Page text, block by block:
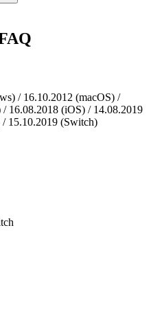
/ 16.10.2012 (macOS) /
16.08.2018 (iOS) / 14.08.2019
15.10.2019 (Switch)